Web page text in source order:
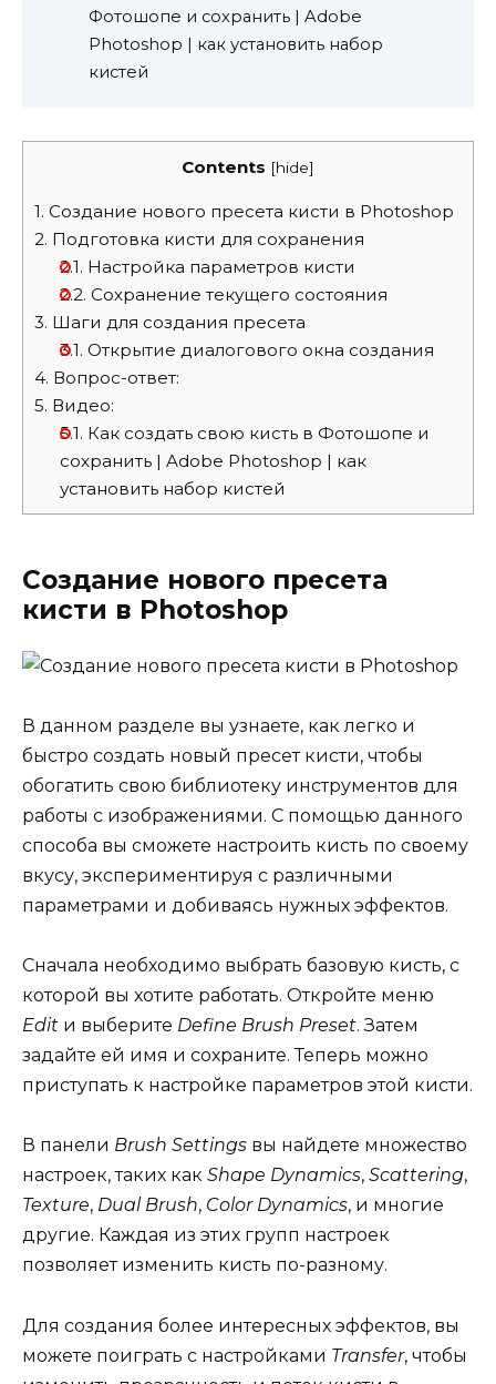
Фотошопе и сохранить | Adobe
Photoshop | как установить набор
кистей
Contents [hide]
1. Создание нового пресета кисти в Photoshop
2. Подготовка кисти для сохранения
2.1. Настройка параметров кисти
2.2. Сохранение текущего состояния
3. Шаги для создания пресета
3.1. Открытие диалогового окна создания
4. Вопрос-ответ:
5. Видео:
5.1. Как создать свою кисть в Фотошопе и
сохранить | Adobe Photoshop | как
установить набор кистей
Создание нового пресета
кисти в Photoshop
В данном разделе вы узнаете, как легко и
быстро создать новый пресет кисти, чтобы
обогатить свою библиотеку инструментов для
работы с изображениями. С помощью данного
способа вы сможете настроить кисть по своему
вкусу, экспериментируя с различными
параметрами и добиваясь нужных эффектов.
Сначала необходимо выбрать базовую кисть, с
которой вы хотите работать. Откройте меню
Edit и выберите Define Brush Preset. Затем
задайте ей имя и сохраните. Теперь можно
приступать к настройке параметров этой кисти.
В панели Brush Settings вы найдете множество
настроек, таких как Shape Dynamics, Scattering,
Texture, Dual Brush, Color Dynamics, и многие
другие. Каждая из этих групп настроек
позволяет изменить кисть по-разному.
Для создания более интересных эффектов, вы
можете поиграть с настройками Transfer, чтобы